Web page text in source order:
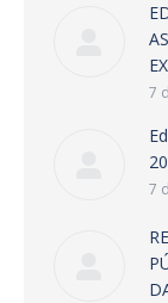
7
7